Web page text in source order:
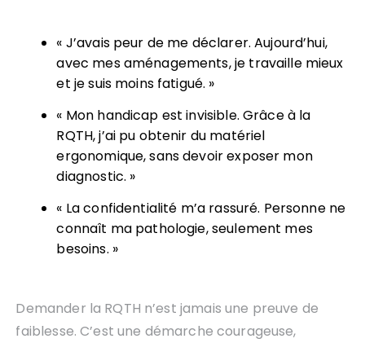
« J’avais peur de me déclarer. Aujourd’hui,
avec mes aménagements, je travaille mieux
et je suis moins fatigué. »
« Mon handicap est invisible. Grâce à la
RQTH, j’ai pu obtenir du matériel
ergonomique, sans devoir exposer mon
diagnostic. »
« La confidentialité m’a rassuré. Personne ne
connaît ma pathologie, seulement mes
besoins. »
Demander la RQTH n’est jamais une preuve de
faiblesse. C’est une démarche courageuse,